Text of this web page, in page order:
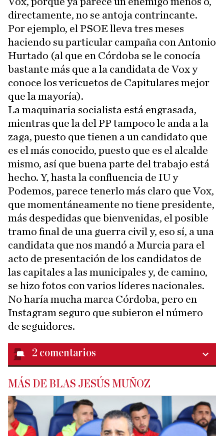
directamente, no se antoja contrincante.
Por ejemplo, el PSOE lleva tres meses
haciendo su particular campaña con Antonio
Hurtado (al que en Córdoba se le conocía
bastante más que a la candidata de Vox y
conoce los vericuetos de Capitulares mejor
que la mayoría).
La maquinaria socialista está engrasada,
mientras que la del PP tampoco le anda a la
zaga, puesto que tienen a un candidato que
es el más conocido, puesto que es el alcalde
mismo, así que buena parte del trabajo está
hecho. Y, hasta la confluencia de IU y
Podemos, parece tenerlo más claro que Vox,
que momentáneamente no tiene presidente,
más despedidas que bienvenidas, el posible
tramo final de una guerra civil y, eso sí, a una
candidata que nos mandó a Murcia para el
acto de presentación de los candidatos de
las capitales a las municipales y, de camino,
se hizo fotos con varios líderes nacionales.
No haría mucha marca Córdoba, pero en
Instagram seguro que subieron el número
de seguidores.
2 comentarios
MÁS DE BLAS JESÚS MUÑOZ